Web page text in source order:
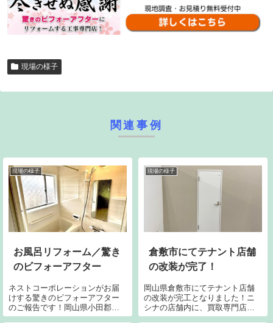
現場の様子
関連事例
現場の様子
お風呂リフォーム／驚き
のビフォーアフター
ネストコーポレーションがお届
けする驚きのビフォーアフター
のご報告です！岡山県小田郡に
てお風呂のリフォームが完工と
現場の様子
倉敷市にてテナント店舗
の改装が完了！
岡山県倉敷市にてテナント店舗
の改装が完工となりました！ニ
シナの店舗内に、買取専門店が
オープンとなります。間仕切り